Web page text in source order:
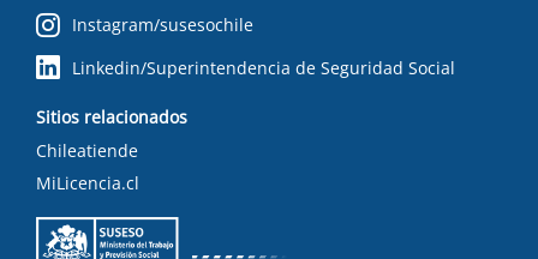
Instagram/susesochile
Linkedin/Superintendencia de Seguridad Social
Sitios relacionados
Chileatiende
MiLicencia.cl